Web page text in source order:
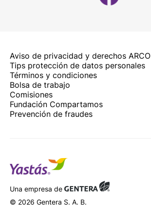
Aviso de privacidad y derechos ARCO
Tips protección de datos personales
Términos y condiciones
Bolsa de trabajo
Comisiones
Fundación Compartamos
Prevención de fraudes
Una empresa de
© 2026 Gentera S. A. B.